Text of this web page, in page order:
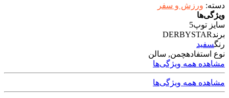
دسته: ورزش و سفر
ویژگی‌ها
سایز توپ5
برندDERBYSTAR
رنگسفید
نوع استفادهچمن, سالن
مشاهده همه ویژگی‌ها
مشاهده همه ویژگی‌ها